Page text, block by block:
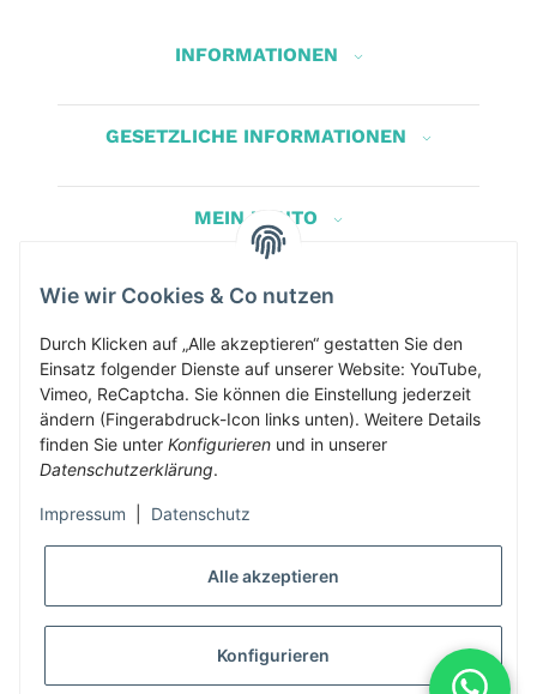
INFORMATIONEN
GESETZLICHE INFORMATIONEN
MEIN KONTO
Herbis Anglerladen
Inh.Herbert Schinnerl
Kirchdorf am Inn 5
4982 Kirchdorf am Inn
info@herbis-anglerladen.at
Alle Preise inklusive gesetzlicher Mwst., exklusive Versand- &
Servicekosten
Wie wir Cookies & Co nutzen
Durch Klicken auf „Alle akzeptieren“ gestatten Sie den
Einsatz folgender Dienste auf unserer Website: YouTube,
Vimeo, ReCaptcha. Sie können die Einstellung jederzeit
ändern (Fingerabdruck-Icon links unten). Weitere Details
finden Sie unter Konfigurieren und in unserer
Datenschutzerklärung.
Impressum Datenschutz
Alle akzeptieren
Konfigurieren